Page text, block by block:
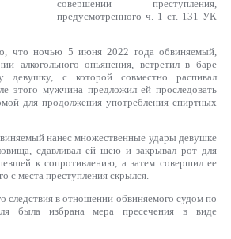
совершении преступления,
предусмотренного ч. 1 ст. 131 УК
что ночью 5 июня 2022 года обвиняемый,
алкогольного опьянения, встретил в баре
девушку, с которой совместно распивал
этого мужчина предложил ей проследовать
для продолжения употребления спиртных
нанес множественные удары девушке
сдавливал ей шею и закрывал рот для
к сопротивлению, а затем совершил ее
с места преступления скрылся.
следствия в отношении обвиняемого судом по
была избрана мера пресечения в виде